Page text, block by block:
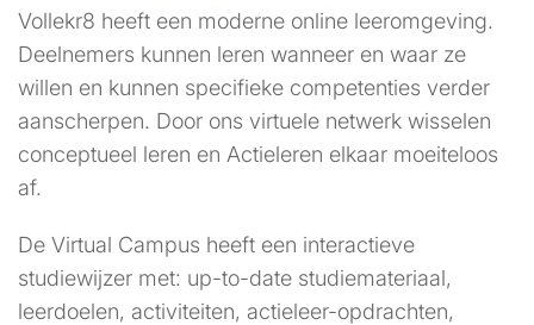
Vollekr8 heeft een moderne online leeromgeving.
Deelnemers kunnen leren wanneer en waar ze
willen en kunnen specifieke competenties verder
aanscherpen. Door ons virtuele netwerk wisselen
conceptueel leren en Actieleren elkaar moeiteloos
af.
De Virtual Campus heeft een interactieve
studiewijzer met: up-to-date studiemateriaal,
leerdoelen, activiteiten, actieleer-opdrachten,